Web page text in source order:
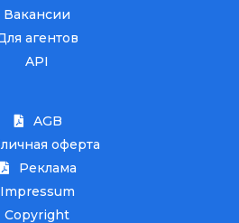
Вакансии
агентов
API
AGB
оферта
Реклама
Impressum
Copyright